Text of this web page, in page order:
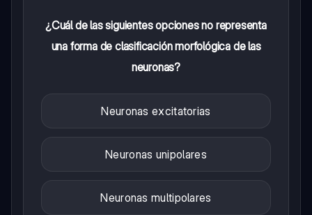
¿Cuál de las siguientes opciones no representa
una forma de clasificación morfológica de las
neuronas?
Neuronas excitatorias
Neuronas unipolares
Neuronas multipolares